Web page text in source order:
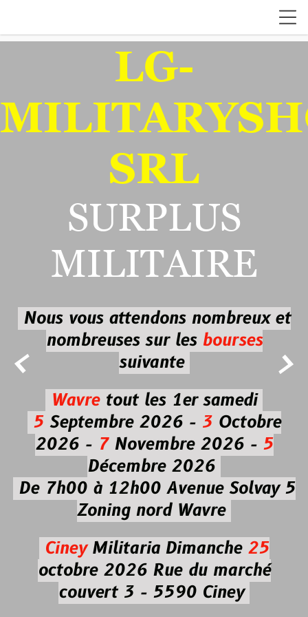
 
LG-
SRL
SURPLUS
MILITAIRE
Nous vous attendons nombreux et
nombreuses sur les bourses
suivante
Wavretout les 1er samedi
5Septembre 2026 - 3Octobre
2026 -7Novembre 2026 - 5
Décembre 2026
De 7h00 à 12h00 Avenue Solvay 5
Zoning nord Wavre
CineyMilitaria Dimanche 25
octobre 2026Rue du marché
couvert 3 - 5590 Ciney